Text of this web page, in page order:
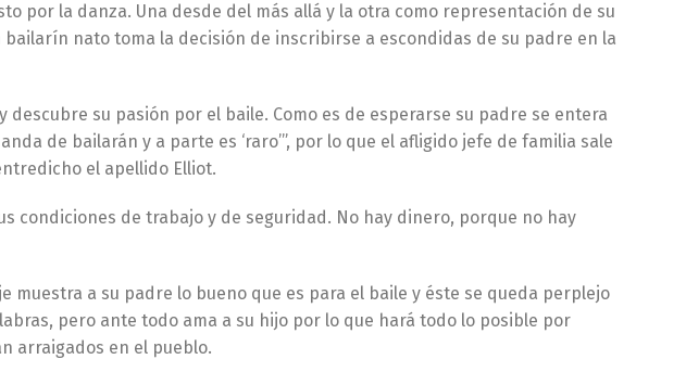
por la danza. Una desde del más allá y la otra como representación de su
nato toma la decisión de inscribirse a escondidas de su padre en la
su pasión por el baile. Como es de esperarse su padre se entera
de bailarán y a parte es ‘raro’”, por lo que el afligido jefe de familia sale
el apellido Elliot.
condiciones de trabajo y de seguridad. No hay dinero, porque no hay
muestra a su padre lo bueno que es para el baile y éste se queda perplejo
pero ante todo ama a su hijo por lo que hará todo lo posible por
arraigados en el pueblo.